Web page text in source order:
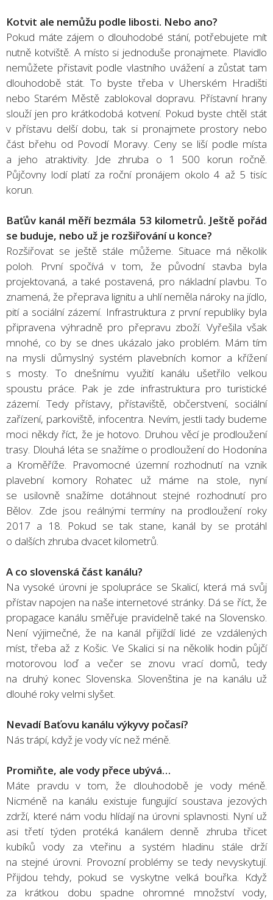
Kotvit ale nemůžu podle libosti. Nebo ano?
Pokud máte zájem o dlouhodobé stání, potřebujete mít
nutně kotviště. A místo si jednoduše pronajmete. Plavidlo
nemůžete přistavit podle vlastního uvážení a zůstat tam
dlouhodobě stát. To byste třeba v Uherském Hradišti
nebo Starém Městě zablokoval dopravu. Přístavní hrany
slouží jen pro krátkodobá kotvení. Pokud byste chtěl stát
v přístavu delší dobu, tak si pronajmete prostory nebo
část břehu od Povodí Moravy. Ceny se liší podle místa
a jeho atraktivity. Jde zhruba o 1 500 korun ročně.
Půjčovny lodí platí za roční pronájem okolo 4 až 5 tisíc
korun.
Baťův kanál měří bezmála 53 kilometrů. Ještě pořád
se buduje, nebo už je rozšiřování u konce?
Rozšiřovat se ještě stále můžeme. Situace má několik
poloh. První spočívá v tom, že původní stavba byla
projektovaná, a také postavená, pro nákladní plavbu. To
znamená, že přeprava lignitu a uhlí neměla nároky na jídlo,
pití a sociální zázemí. Infrastruktura z první republiky byla
připravena výhradně pro přepravu zboží. Vyřešila však
mnohé, co by se dnes ukázalo jako problém. Mám tím
na mysli důmyslný systém plavebních komor a křížení
s mosty. To dnešnímu využití kanálu ušetřilo velkou
spoustu práce. Pak je zde infrastruktura pro turistické
zázemí. Tedy přístavy, přístaviště, občerstvení, sociální
zařízení, parkoviště, infocentra. Nevím, jestli tady budeme
moci někdy říct, že je hotovo. Druhou věcí je prodloužení
trasy. Dlouhá léta se snažíme o prodloužení do Hodonína
a Kroměříže. Pravomocné územní rozhodnutí na vznik
plavební komory Rohatec už máme na stole, nyní
se usilovně snažíme dotáhnout stejné rozhodnutí pro
Bělov. Zde jsou reálnými termíny na prodloužení roky
2017 a 18. Pokud se tak stane, kanál by se protáhl
o dalších zhruba dvacet kilometrů.
A co slovenská část kanálu?
Na vysoké úrovni je spolupráce se Skalicí, která má svůj
přístav napojen na naše internetové stránky. Dá se říct, že
propagace kanálu směřuje pravidelně také na Slovensko.
Není výjimečné, že na kanál přijíždí lidé ze vzdálených
míst, třeba až z Košic. Ve Skalici si na několik hodin půjčí
motorovou loď a večer se znovu vrací domů, tedy
na druhý konec Slovenska. Slovenština je na kanálu už
dlouhé roky velmi slyšet.
Nevadí Baťovu kanálu výkyvy počasí?
Nás trápí, když je vody víc než méně.
Promiňte, ale vody přece ubývá…
Máte pravdu v tom, že dlouhodobě je vody méně.
Nicméně na kanálu existuje fungující soustava jezových
zdrží, které nám vodu hlídají na úrovni splavnosti. Nyní už
asi třetí týden protéká kanálem denně zhruba třicet
kubíků vody za vteřinu a systém hladinu stále drží
na stejné úrovni. Provozní problémy se tedy nevyskytují.
Přijdou tehdy, pokud se vyskytne velká bouřka. Když
za krátkou dobu spadne ohromné množství vody,